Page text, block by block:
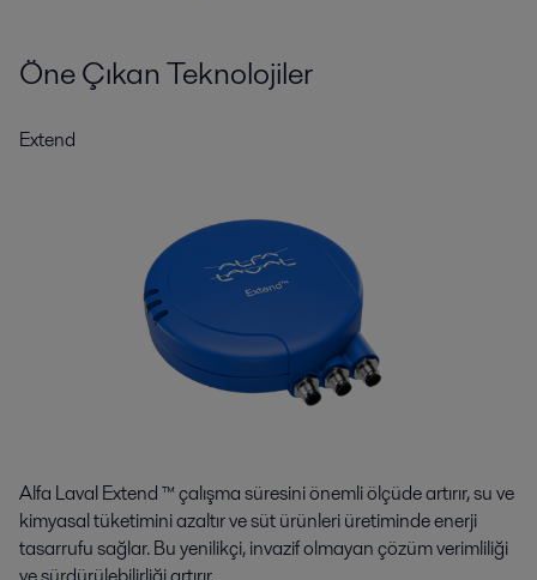
Öne Çıkan Teknolojiler
Extend
Alfa Laval Extend ™ çalışma süresini önemli ölçüde artırır, su ve
kimyasal tüketimini azaltır ve süt ürünleri üretiminde enerji
tasarrufu sağlar. Bu yenilikçi, invazif olmayan çözüm verimliliği